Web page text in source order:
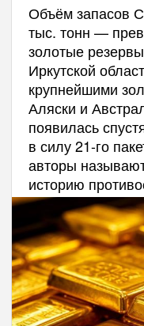
Объём запасов
тыс. тонн —
золотые
Иркутской
крупнейшими
Аляски и
появилась
в силу 21-го
авторы
историю